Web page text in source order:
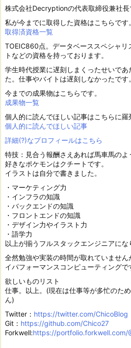
株式会社Decryptionの代表取締役兼社長
私が今までに取得した資格はこちらです。
取得済資格一覧
TOEIC860点。データベーススペシャリ
トなどの資格を持っております。
学生時代授業に遅刻しまくったせいで
た。仕事やバイトは遅刻しなかったです。
今までの成果物はこちらです。
成果物一覧
個人的に読んでほしい記事はこちらに羅
個人的に読んでほしい記事
詳細(?)なプロフィールはこちら
特技：見合う報酬さえあれば馬車馬のよ
好きなポケモンはクチートです。
イラストは自分で書きました。
・マーケティング力
・インフラの知識
・バックエンドの知識
・フロントエンドの知識
・デザイン力やイラスト力
・語学力
以上が揃うフルスタックエンジニアにな
全然勉強や実装の時間が取れていませ
イパフォーマンスコンピューティングで
欲しいものリスト
仕事。以上。(現在は仕事等が多忙のた
ん)
Twitter： https://twitter.com/ChicoBlog
Git： https://github.com/Chico27
Forkwell:https://portfolio.forkwell.com/